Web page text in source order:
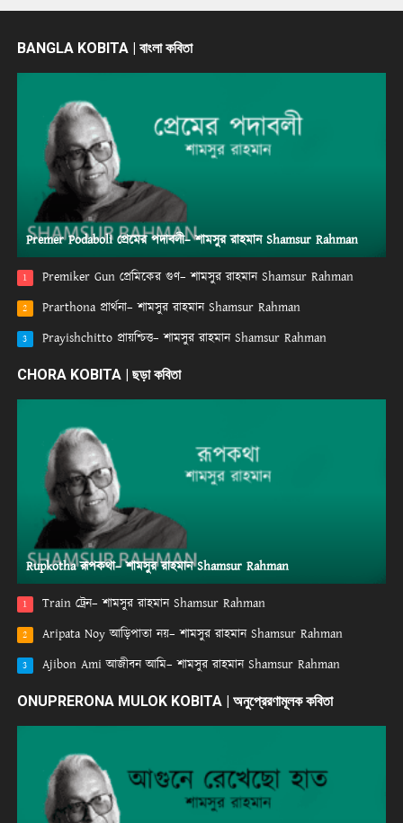
BANGLA KOBITA | বাংলা কবিতা
Premer Podaboli প্রেমের পদাবলী– শামসুর রাহমান Shamsur Rahman
1 Premiker Gun প্রেমিকের গুণ– শামসুর রাহমান Shamsur Rahman
2 Prarthona প্রার্থনা– শামসুর রাহমান Shamsur Rahman
3 Prayishchitto প্রায়শ্চিত্ত– শামসুর রাহমান Shamsur Rahman
CHORA KOBITA | ছড়া কবিতা
Rupkotha রূপকথা– শামসুর রাহমান Shamsur Rahman
1 Train ট্রেন– শামসুর রাহমান Shamsur Rahman
2 Aripata Noy আড়িপাতা নয়– শামসুর রাহমান Shamsur Rahman
3 Ajibon Ami আজীবন আমি– শামসুর রাহমান Shamsur Rahman
ONUPRERONA MULOK KOBITA | অনুপ্রেরণামূলক কবিতা